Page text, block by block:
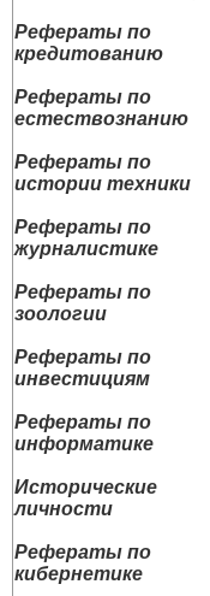
Рефераты по
кредитованию
Рефераты по
естествознанию
Рефераты по
истории техники
Рефераты по
журналистике
Рефераты по
зоологии
Рефераты по
инвестициям
Рефераты по
информатике
Исторические
личности
Рефераты по
кибернетике